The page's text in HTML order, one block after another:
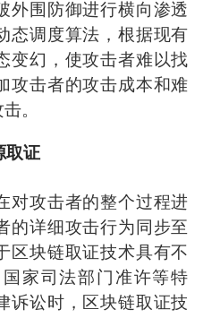
外围防御进行横向渗透
态调度算法，根据现有
变幻，使攻击者难以找
攻击者的攻击成本和难
。
取证
对攻击者的整个过程进
的详细攻击行为同步至
区块链取证技术具有不
家司法部门准许等特
诉讼时，区块链取证技